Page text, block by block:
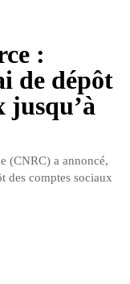
:
de dépôt
jusqu’à
(CNRC) a annoncé,
des comptes sociaux